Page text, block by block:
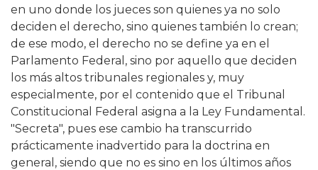
en uno donde los jueces son quienes ya no solo
deciden el derecho, sino quienes también lo crean;
de ese modo, el derecho no se define ya en el
Parlamento Federal, sino por aquello que deciden
los más altos tribunales regionales y, muy
especialmente, por el contenido que el Tribunal
Constitucional Federal asigna a la Ley Fundamental.
"Secreta", pues ese cambio ha transcurrido
prácticamente inadvertido para la doctrina en
general, siendo que no es sino en los últimos años